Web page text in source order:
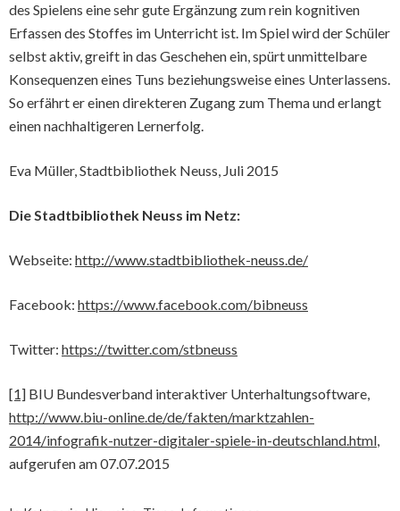
des Spielens eine sehr gute Ergänzung zum rein kognitiven
Erfassen des Stoffes im Unterricht ist. Im Spiel wird der Schüler
selbst aktiv, greift in das Geschehen ein, spürt unmittelbare
Konsequenzen eines Tuns beziehungsweise eines Unterlassens.
So erfährt er einen direkteren Zugang zum Thema und erlangt
einen nachhaltigeren Lernerfolg.
Eva Müller, Stadtbibliothek Neuss, Juli 2015
Die Stadtbibliothek Neuss im Netz:
Webseite: http://www.stadtbibliothek-neuss.de/
Facebook: https://www.facebook.com/bibneuss
Twitter: https://twitter.com/stbneuss
[1] BIU Bundesverband interaktiver Unterhaltungsoftware,
http://www.biu-online.de/de/fakten/marktzahlen-
2014/infografik-nutzer-digitaler-spiele-in-deutschland.html,
aufgerufen am 07.07.2015